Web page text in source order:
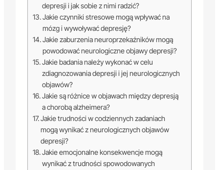
depresji i jak sobie z nimi radzić?
Jakie czynniki stresowe mogą wpływać na
mózg i wywoływać depresję?
Jakie zaburzenia neuroprzekaźników mogą
powodować neurologiczne objawy depresji?
Jakie badania należy wykonać w celu
zdiagnozowania depresji i jej neurologicznych
objawów?
Jakie są różnice w objawach między depresją
a chorobą alzheimera?
Jakie trudności w codziennych zadaniach
mogą wynikać z neurologicznych objawów
depresji?
Jakie emocjonalne konsekwencje mogą
wynikać z trudności spowodowanych